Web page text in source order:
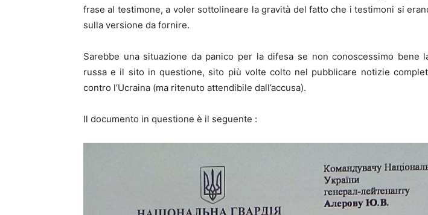
frase al testimone, a voler sottolineare la gravità del fatto che i testimoni si
sulla versione da fornire.
Sarebbe una situazione da panico per la difesa se non conoscessimo bene
russa e il sito in questione, sito più volte colto nel pubblicare notizie
contro l’Ucraina (ma ritenuto attendibile dall’accusa).
Il documento in questione è il seguente :